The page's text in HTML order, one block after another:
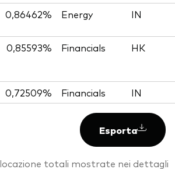
0,86462% Energy IN
0,85593% Financials HK
0,72509% Financials IN
Esporta
totali mostrate nei dettagli